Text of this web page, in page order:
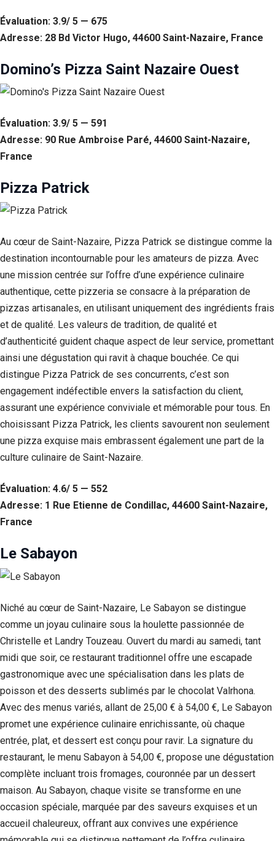
Évaluation: 3.9/ 5 — 675
Adresse: 28 Bd Victor Hugo, 44600 Saint-Nazaire, France
Domino’s Pizza Saint Nazaire Ouest
Évaluation: 3.9/ 5 — 591
Adresse: 90 Rue Ambroise Paré, 44600 Saint-Nazaire,
France
Pizza Patrick
Au cœur de Saint-Nazaire, Pizza Patrick se distingue comme la
destination incontournable pour les amateurs de pizza. Avec
une mission centrée sur l’offre d’une expérience culinaire
authentique, cette pizzeria se consacre à la préparation de
pizzas artisanales, en utilisant uniquement des ingrédients frais
et de qualité. Les valeurs de tradition, de qualité et
d’authenticité guident chaque aspect de leur service, promettant
ainsi une dégustation qui ravit à chaque bouchée. Ce qui
distingue Pizza Patrick de ses concurrents, c’est son
engagement indéfectible envers la satisfaction du client,
assurant une expérience conviviale et mémorable pour tous. En
choisissant Pizza Patrick, les clients savourent non seulement
une pizza exquise mais embrassent également une part de la
culture culinaire de Saint-Nazaire.
Évaluation: 4.6/ 5 — 552
Adresse: 1 Rue Etienne de Condillac, 44600 Saint-Nazaire,
France
Le Sabayon
Niché au cœur de Saint-Nazaire, Le Sabayon se distingue
comme un joyau culinaire sous la houlette passionnée de
Christelle et Landry Touzeau. Ouvert du mardi au samedi, tant
midi que soir, ce restaurant traditionnel offre une escapade
gastronomique avec une spécialisation dans les plats de
poisson et des desserts sublimés par le chocolat Valrhona.
Avec des menus variés, allant de 25,00 € à 54,00 €, Le Sabayon
promet une expérience culinaire enrichissante, où chaque
entrée, plat, et dessert est conçu pour ravir. La signature du
restaurant, le menu Sabayon à 54,00 €, propose une dégustation
complète incluant trois fromages, couronnée par un dessert
maison. Au Sabayon, chaque visite se transforme en une
occasion spéciale, marquée par des saveurs exquises et un
accueil chaleureux, offrant aux convives une expérience